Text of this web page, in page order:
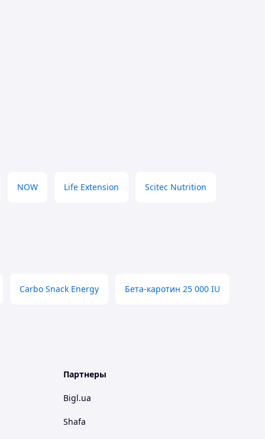
NOW Life Extension Scitec Nutrition
Carbo Snack Energy Бета-каротин 25 000 IU
Партнеры
Bigl.ua
Shafa